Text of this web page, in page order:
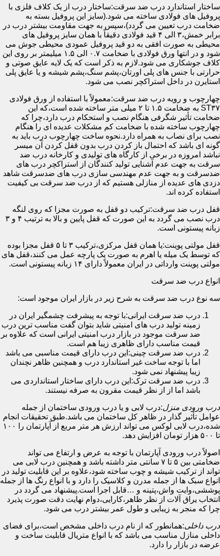
ساختار استاندارد درب ضد سرقت:ساختار درب از یک کلاف فلزی با
پروفیل های فولادی ساخته می شود.(سایز این پروفیل بسته به
ضخامت درب تعیین می گردد)،سپس به جهت مقاومت بیشتر درب در
برابر خمش،۳ الی ۴ قید فولادی دقیقاً با همان سایز پروفیل های
محیطی به صورت افقی به دو قید پروفیل عمودی محیطی جوش می
شود و در انتها ورق فولادی با ضخامت ۰.۷ الی ۱.۵ میلیمتر بر روی این
کلاف جوشکاری می شود.لازم به ذکر است که یک لایه عایق صوتی و
حرارتی با جنس های پلی اورتان،پشم سنگ،پشم شیشه و یا عایق پلی
استایرن در داخل استراکچر نصب می شود.
چهارچوب و رویه درب ضد سرقت:معمولاً با استفاده از ورق فولادی
ST۳۷ به ضخامت ۱.۵ تا ۲ میلی متر ساخته شده است،که این
ضخامت تأثیر شگرفی هنگام نصب و استحکام درب دارد،چرا که
چهارچوب ساخته شده با ضخامت کم مشکلات عدیده ای را هنگام
نصب برای نصاب به همراه دارد.نحوه ساخت چهارچوب درب باید به
گونه ای باشد که احتمال باز کردن درب بدون قفل کردن آن میسر
نباشد امروزه در برخی از کارگاه های تولیدی و کارخانه درب ضد
سرقت به جهت عدم آشنایی تولید کنندگان از استراکچر درب های
ضدسرقت و به جهت عدم مهندسی سازی درب های ضدسرقت شاهد
دزدی های عدیده از منازلی هستیم که از درب ضد سرقت بی کیفیت
استفاده کرده اند.
قفل درب ضد سرقت:ترکیب دو قفل به صورت مجزا که روی لنگه
درب نصب می گردد به این صورت که قفل پایین و بالا به ترتیب ۴ و ۳
زبانه پیستونی است.
قفل مولتی پوینت:یا همان قفل مرکزی،ترکیب ۳ تا ۵ قفل مجزا بوده
که توسط یک میله یا اهرم به صورت یک پارچه عمل می کنند،قفل های
مولتی پوینت وارداتی در ایران معمولاً دارای ۱۴ زبانه پیستونی است.
انواع درب ضد سرقت
سه نوع درب ضد سرقت به شرح زیر در بازار ایران موجود است:
درب ضد سرقت ایرانی:با توجه به پیشرفت چشمگیر ایران در
زمینه تولید درب های امنیتی شاید بتوان گفت مناسب ترین درب
ضد سرقت موجود در بازار درب امنیتی ایرانی است که علاوه بر
قیمت مناسب دارای ظاهری زیبا هم است.
درب ضد سرقت چینی:این درب دارای قیمت مناسبی می باشد
اما با توجه ساخت غیر استاندارد درب و همچنین ظاهر نچندان
زیبا پیشنهاد نمی شود.
درب ضد سرقت ترک:این درب دارای ساختار استانداردی می
باشد اما از از نظر قیمت مقرون به صرفه نیستند.
درب ورودی منزل:درب لابی و یا درب ورودی ساختمان از جمله
عوامل تأثیر گذار در ظاهر کل ساختمان می باشد.طبق تحقیقات انجام
شده،درب لابی لوکس می تواند ارزش هر متر مربع از آپارتمان را ۱۰۰
تا ۵۰۰ هزار تومان افزایش دهد.
اصولاً درب ورودی آپارتمان با توجه به عرض و ارتفاع می تواند
ضخامتی بین ۵ تا ۷ سانتی متر داشته باشد و همچنین درب لابی می
تواند از ترکیب شیشه و چوب ساخته شود،علاوه بر این قابلیت تولید در
انواع سبک ها از جمله مدرن و کلاسیک را دارد و با انواع رنگ ها از جمله
پوششی،وایت واش،پتینه و …قابل اجرا است.پیشنهاد می گردد در
انتخاب یراق آلات از نظر ظاهر،کارایی،دوام نهایت دقت صورت پذیرد
چرا که منجر به زیبایی و طول عمر بیشتر درب می شود.
درب داخلی:همانطور که از نام درب داخلی مشخص است،برای فضای
داخلی منازل مناسب می باشد که با انواع متریال قابلیت ساخت و
عرضه در بازار را دارد.